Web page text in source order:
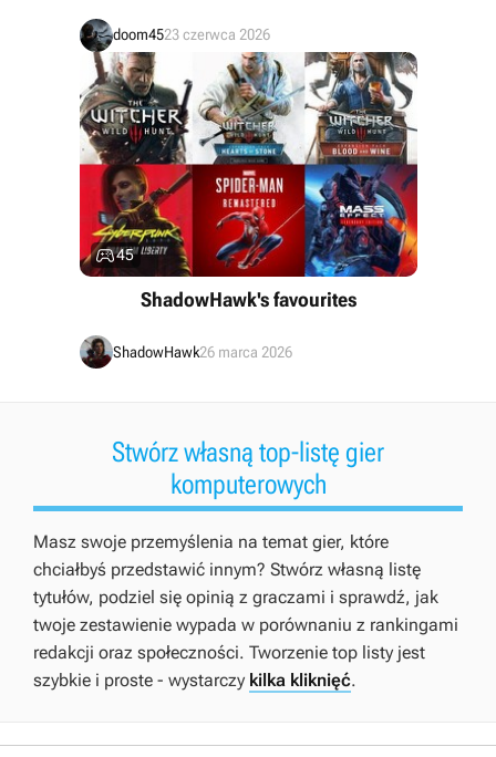
doom4523 czerwca 2026
45
ShadowHawk's favourites
ShadowHawk26 marca 2026
Stwórz własną top-listę gier
komputerowych
Masz swoje przemyślenia na temat gier, które
chciałbyś przedstawić innym? Stwórz własną listę
tytułów, podziel się opinią z graczami i sprawdź, jak
twoje zestawienie wypada w porównaniu z rankingami
redakcji oraz społeczności. Tworzenie top listy jest
szybkie i proste - wystarczy kilka kliknięć.